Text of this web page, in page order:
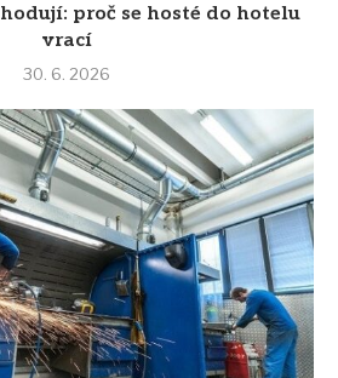
proč se hosté do hotelu
vrací
30. 6. 2026